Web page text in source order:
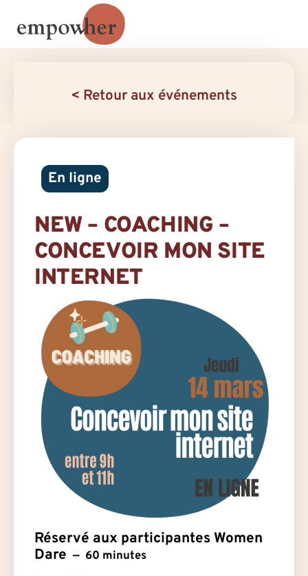
< Retour aux événements
En ligne
NEW – COACHING –
CONCEVOIR MON SITE
INTERNET
Réservé aux participantes Women
Dare
60 minutes